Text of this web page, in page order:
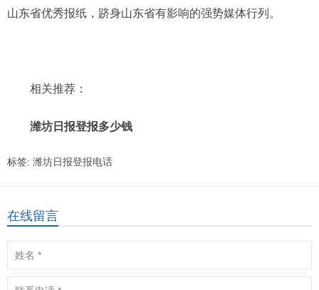
山东省优秀报纸，跻身山东省有影响的强势媒体行列。
相关推荐：
潍坊日报登报多少钱
标签: 潍坊日报登报电话
在线留言